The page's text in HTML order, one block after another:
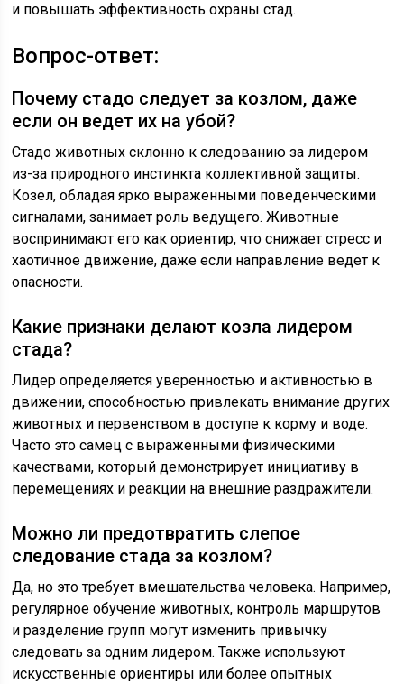
и повышать эффективность охраны стад.
Вопрос-ответ:
Почему стадо следует за козлом, даже
если он ведет их на убой?
Стадо животных склонно к следованию за лидером
из-за природного инстинкта коллективной защиты.
Козел, обладая ярко выраженными поведенческими
сигналами, занимает роль ведущего. Животные
воспринимают его как ориентир, что снижает стресс и
хаотичное движение, даже если направление ведет к
опасности.
Какие признаки делают козла лидером
стада?
Лидер определяется уверенностью и активностью в
движении, способностью привлекать внимание других
животных и первенством в доступе к корму и воде.
Часто это самец с выраженными физическими
качествами, который демонстрирует инициативу в
перемещениях и реакции на внешние раздражители.
Можно ли предотвратить слепое
следование стада за козлом?
Да, но это требует вмешательства человека. Например,
регулярное обучение животных, контроль маршрутов
и разделение групп могут изменить привычку
следовать за одним лидером. Также используют
искусственные ориентиры или более опытных